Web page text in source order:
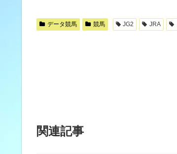
データ競馬 競馬 JG2 JRA
関連記事